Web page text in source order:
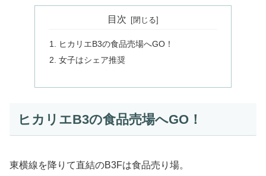
目次
ヒカリエB3の食品売場へGO！
女子はシェア推奨
ヒカリエB3の食品売場へGO！
東横線を降りて直結のB3Fは食品売り場。